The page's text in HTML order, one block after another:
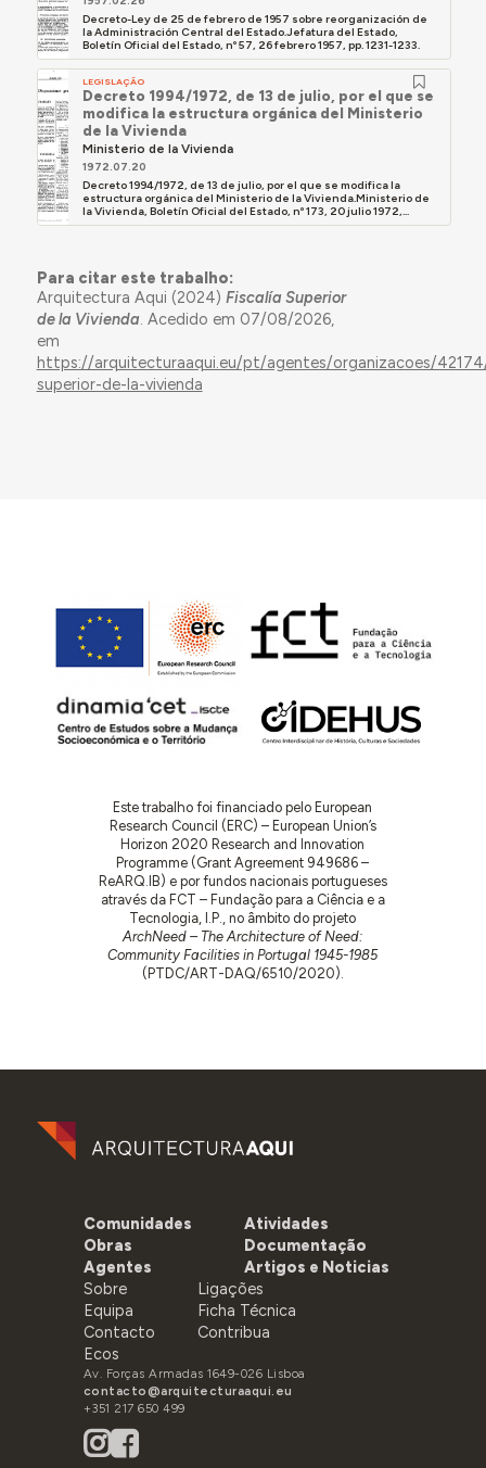
Decreto-Ley de 25 de febrero de 1957 sobre reorganización de
la Administración Central del Estado.Jefatura del Estado,
Boletín Oficial del Estado, nº 57, 26 febrero 1957, pp. 1231-1233.
LEGISLAÇÃO
Decreto 1994/1972, de 13 de julio, por el que se
modifica la estructura orgánica del Ministerio
de la Vivienda
Ministerio de la Vivienda
1972.07.20
Decreto 1994/1972, de 13 de julio, por el que se modifica la
estructura orgánica del Ministerio de la Vivienda.Ministerio de
la Vivienda, Boletín Oficial del Estado, nº 173, 20 julio 1972,...
Para citar este trabalho:
Arquitectura Aqui (2024) Fiscalía Superior
de la Vivienda. Acedido em 07/08/2026,
em
https://arquitecturaaqui.eu/pt/agentes/organizacoes/
superior-de-la-vivienda
Este trabalho foi financiado pelo European
Research Council (ERC) – European Union’s
Horizon 2020 Research and Innovation
Programme (Grant Agreement 949686 –
ReARQ.IB) e por fundos nacionais portugueses
através da FCT – Fundação para a Ciência e a
Tecnologia, I.P., no âmbito do projeto
ArchNeed – The Architecture of Need:
Community Facilities in Portugal 1945-1985
(PTDC/ART-DAQ/6510/2020).
Comunidades
Obras
Agentes
Atividades
Documentação
Artigos e Noticias
Sobre
Equipa
Contacto
Ecos
Ligações
Ficha Técnica
Contribua
Av. Forças Armadas 1649-026 Lisboa
contacto@arquitecturaaqui.eu
+351 217 650 499